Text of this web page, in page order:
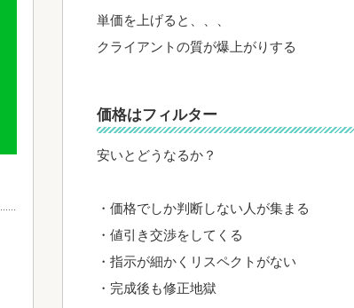
単価を上げると、、、
クライアントの質が爆上がりする
価格はフィルター
安いとどうなるか？
・価格でしか判断しない人が集まる
・値引き交渉をしてくる
・指示が細かくリスペクトがない
・完成後も修正地獄